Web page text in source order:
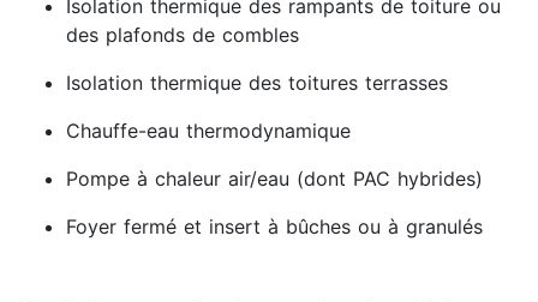
Isolation thermique des rampants de toiture ou
des plafonds de combles
Isolation thermique des toitures terrasses
Chauffe-eau thermodynamique
Pompe à chaleur air/eau (dont PAC hybrides)
Foyer fermé et insert à bûches ou à granulés